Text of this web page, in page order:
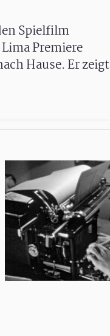
Spielfilm
Premiere
Hause. Er zeigt